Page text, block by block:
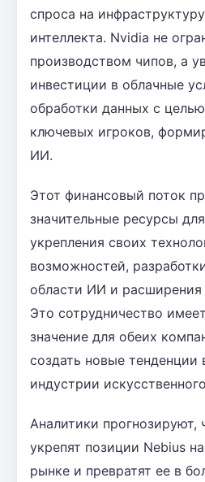
спроса на
интеллекта. Nvidia не
производством чипов, а
инвестиции в облачные
обработки данных с
ключевых игроков,
ИИ.
Этот финансовый поток
значительные ресурсы
укрепления своих
возможностей,
области ИИ и расширения
Это сотрудничество
значение для обеих
создать новые тенденции
индустрии
Аналитики прогнозируют,
укрепят позиции Nebius
рынке и превратят ее в